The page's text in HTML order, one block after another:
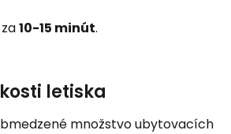
10-15 minút.
letiska
množstvo ubytovacích